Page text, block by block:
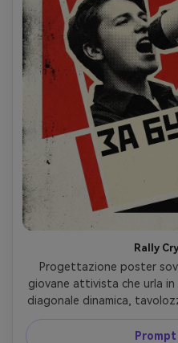
Rally
Progettazione poster
giovane attivista che urla
diagonale dinamica,
forme geometriche
fotomontaggio con